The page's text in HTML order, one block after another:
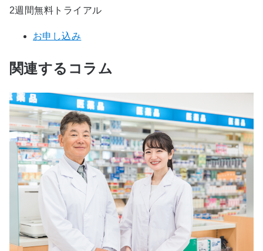
2週間無料トライアル
お申し込み
関連するコラム